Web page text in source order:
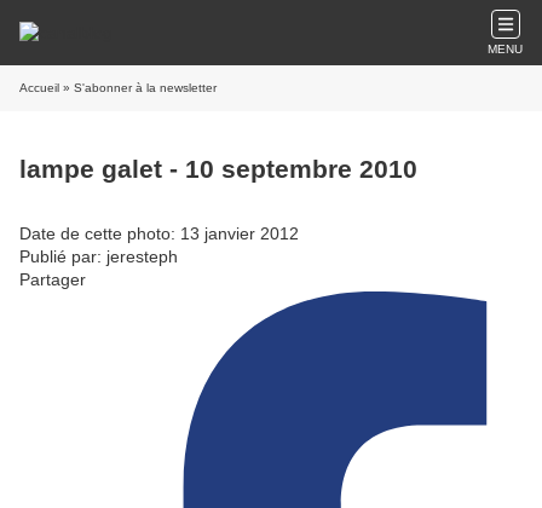
MENU
Accueil » S'abonner à la newsletter
lampe galet - 10 septembre 2010
Date de cette photo: 13 janvier 2012
Publié par: jeresteph
Partager